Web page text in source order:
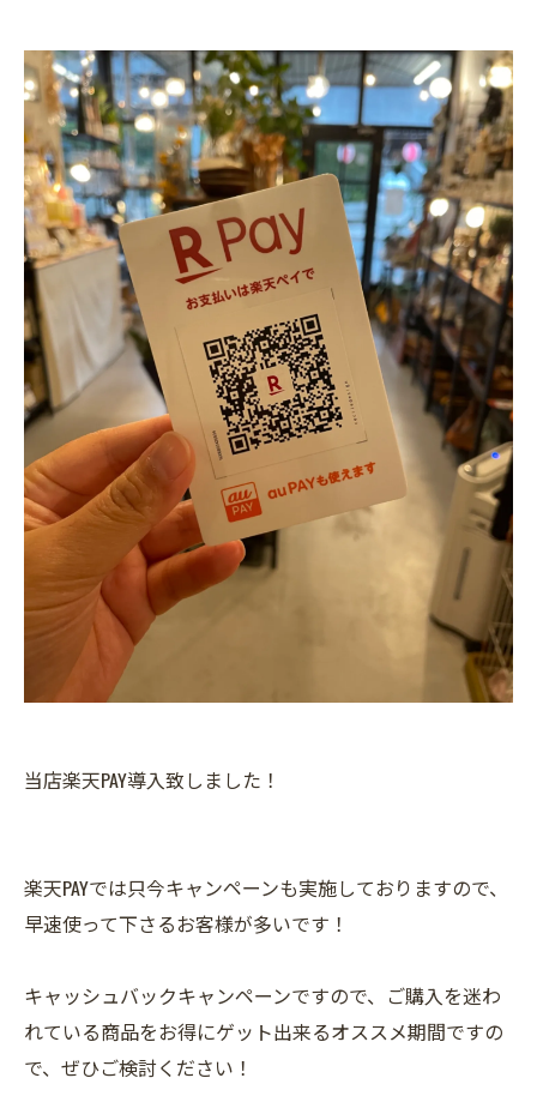
当店楽天PAY導入致しました！
楽天PAYでは只今キャンペーンも実施しておりますので、
早速使って下さるお客様が多いです！
キャッシュバックキャンペーンですので、ご購入を迷わ
れている商品をお得にゲット出来るオススメ期間ですの
で、ぜひご検討ください！